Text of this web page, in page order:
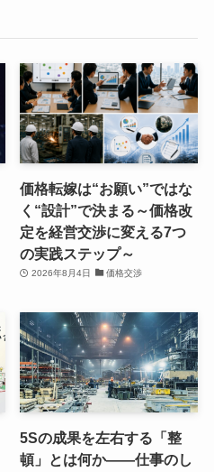
価格転嫁は“お願い”ではな
く“設計”で決まる～価格改
定を経営交渉に変える7つ
の実践ステップ～
2026年8月4日 価格交渉
5Sの成果を左右する「整
頓」とは何か――仕事のし